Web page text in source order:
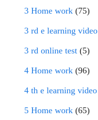
3 Home work (75)
3 rd e learning video
3 rd online test (5)
4 Home work (96)
4 th e learning video
5 Home work (65)